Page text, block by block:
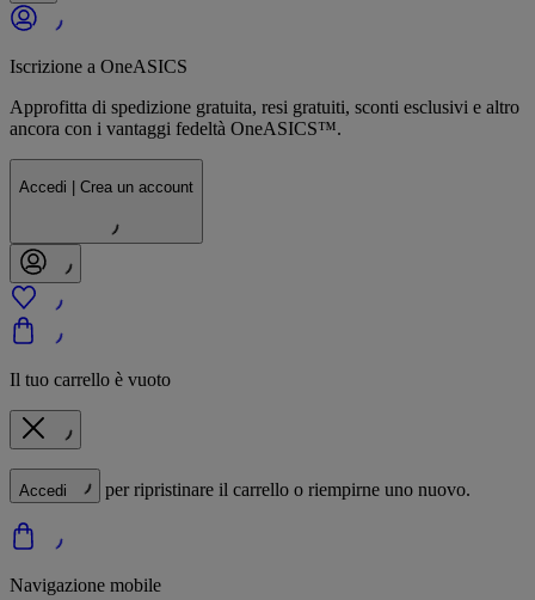
Iscrizione a OneASICS
Approfitta di spedizione gratuita, resi gratuiti, sconti esclusivi e altro
ancora con i vantaggi fedeltà OneASICS™.
Accedi | Crea un account
Il tuo carrello è vuoto
Accedi per ripristinare il carrello o riempirne uno nuovo.
Navigazione mobile